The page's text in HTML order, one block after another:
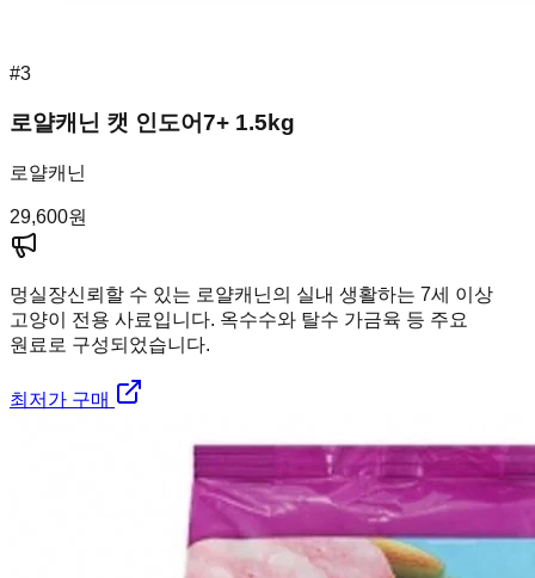
#3
로얄캐닌 캣 인도어7+ 1.5kg
로얄캐닌
29,600원
멍실장신뢰할 수 있는 로얄캐닌의 실내 생활하는 7세 이상
고양이 전용 사료입니다. 옥수수와 탈수 가금육 등 주요
원료로 구성되었습니다.
최저가 구매